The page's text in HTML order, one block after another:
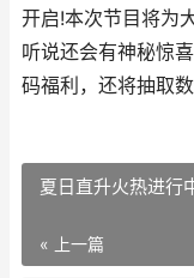
开启!本次节目将为
听说还会有神秘惊
码福利，还将抽取
夏日直升火热进行
« 上一篇